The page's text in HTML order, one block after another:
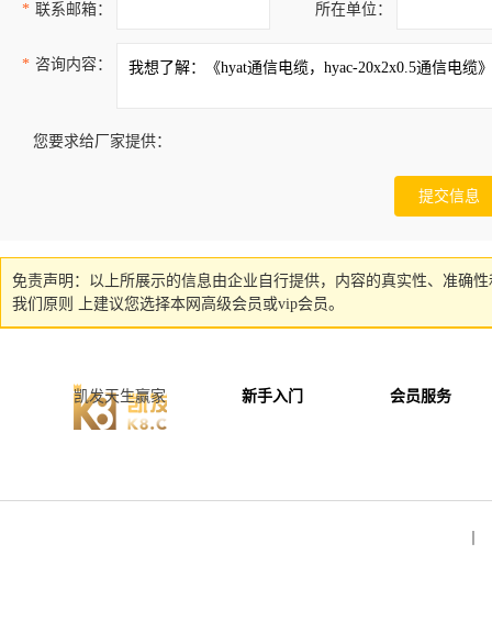
* 联系邮箱： 所在单位：
* 咨询内容：
您要求给厂家提供：
免责声明：以上所展示的信息由企业自行提供，内容的真实性、准确
我们原则 上建议您选择本网高级会员或vip会员。
凯发天生赢家 新手入门 会员服务